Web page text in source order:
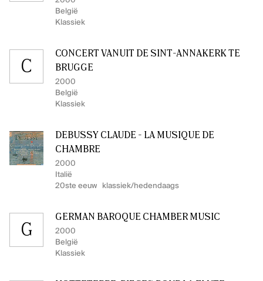
België
Klassiek
C
CONCERT VANUIT DE SINT-ANNAKERK TE
BRUGGE
2000
België
Klassiek
DEBUSSY CLAUDE - LA MUSIQUE DE
CHAMBRE
2000
Italië
20ste eeuw
klassiek/hedendaags
G
GERMAN BAROQUE CHAMBER MUSIC
2000
België
Klassiek